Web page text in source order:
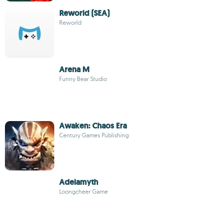
Reworld (SEA)
Reworld
Arena M
Funny Bear Studio
Awaken: Chaos Era
Century Games Publishing
Adelamyth
Loongcheer Game